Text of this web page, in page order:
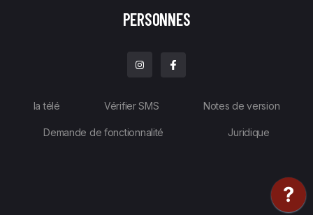
PERSONNES
la télé Vérifier SMS Notes de version
Demande de fonctionnalité Juridique